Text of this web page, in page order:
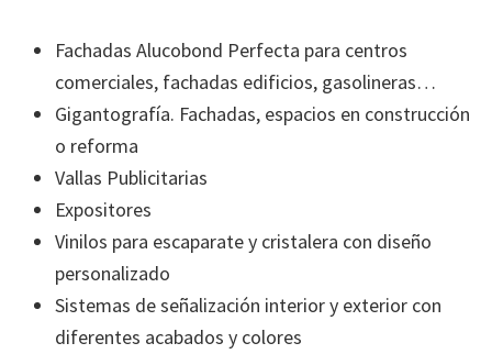
Fachadas Alucobond Perfecta para centros
comerciales, fachadas edificios, gasolineras…
Gigantografía. Fachadas, espacios en construcción
o reforma
Vallas Publicitarias
Expositores
Vinilos para escaparate y cristalera con diseño
personalizado
Sistemas de señalización interior y exterior con
diferentes acabados y colores